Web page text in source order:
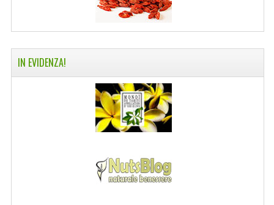
IN EVIDENZA!